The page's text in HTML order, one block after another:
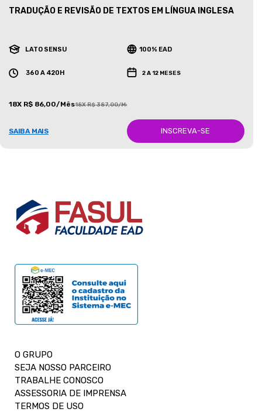
TRADUÇÃO E REVISÃO DE TEXTOS EM LÍNGUA INGLESA
LATO SENSU 100% EAD
360 A 420H 2 A 12 MESES
18X R$ 86,00/Mês18X R$ 387,00/Mês
SAIBA MAIS INSCREVA-SE
O GRUPO
SEJA NOSSO PARCEIRO
TRABALHE CONOSCO
ASSESSORIA DE IMPRENSA
TERMOS DE USO